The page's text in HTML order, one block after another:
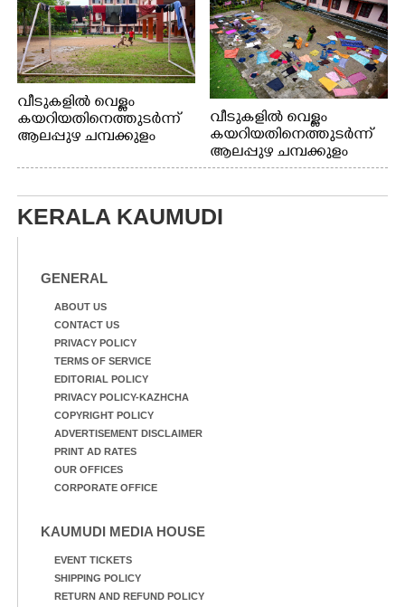
വീടുകളിൽ വെള്ളം
കയറിയതിനെത്തുടർന്ന്
ആലപ്പുഴ ചമ്പക്കുളം
പോരൂക്കര സെൻട്രൽ
ക്യാമ്പിലെത്തിയവർ
വസ്ത്രങ്ങൾ
ഉണക്കാനിട്ടിരിക്കുന്ന
ഫുട്ബോൾ കളികളിൽ
കുട്ടികൾ
വീടുകളിൽ വെള്ളം
കയറിയതിനെത്തുടർന്ന്
ആലപ്പുഴ ചമ്പക്കുളം
ഫാദർ തോമസ്
ക്യാമ്പിലെത്തിയവർ മഴ
KERALA KAUMUDI
GENERAL
ABOUT US
CONTACT US
PRIVACY POLICY
TERMS OF SERVICE
EDITORIAL POLICY
PRIVACY POLICY-KAZHCHA
COPYRIGHT POLICY
ADVERTISEMENT DISCLAIMER
PRINT AD RATES
OUR OFFICES
CORPORATE OFFICE
KAUMUDI MEDIA HOUSE
EVENT TICKETS
SHIPPING POLICY
RETURN AND REFUND POLICY